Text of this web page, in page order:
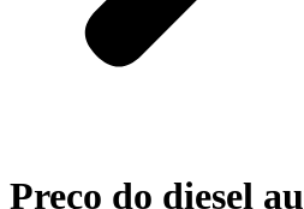
Preço do diesel